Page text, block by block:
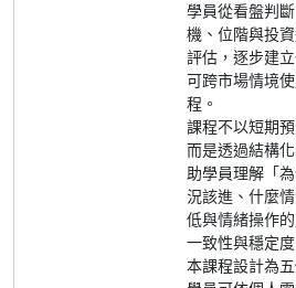
學員從看盤判
機、位階與投
評估，逐步建
可跨市場情境
程。
課程不以短期
而是透過結構
助學員理解「
況該進、什麼
低與情緒操作
一致性與穩定度
本課程設計為